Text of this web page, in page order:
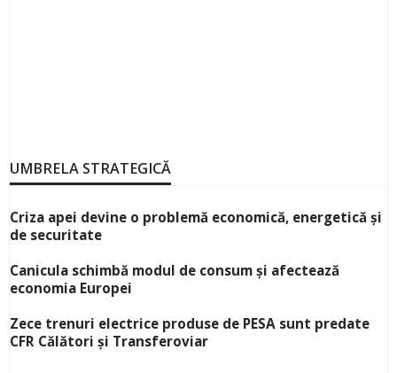
UMBRELA STRATEGICĂ
Criza apei devine o problemă economică, energetică și
de securitate
Canicula schimbă modul de consum și afectează
economia Europei
Zece trenuri electrice produse de PESA sunt predate
CFR Călători și Transferoviar